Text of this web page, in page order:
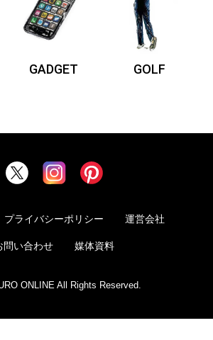
GADGET GOLF
プライバシーポリシー 運営会社
問い合わせ 媒体資料
ONLINE All Rights Reserved.